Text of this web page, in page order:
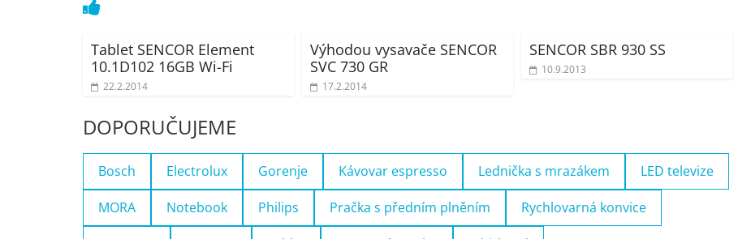
pračky,
notebooky,
mobilní
telefony,
bazény
Tablet SENCOR Element
10.1D102 16GB Wi-Fi
22.2.2014
Výhodou vysavače SENCOR
SVC 730 GR
17.2.2014
SENCOR SBR 930 SS
10.9.2013
DOPORUČUJEME
Bosch Electrolux Gorenje Kávovar espresso Lednička s mrazákem LED televize
MORA Notebook Philips Pračka s předním plněním Rychlovarná konvice